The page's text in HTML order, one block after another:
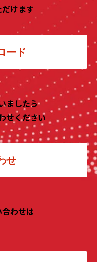
けます
ード
ましたら
せください
せ
わせは